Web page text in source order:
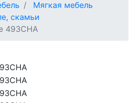
Мягкая мебель
скамьи
493CHA